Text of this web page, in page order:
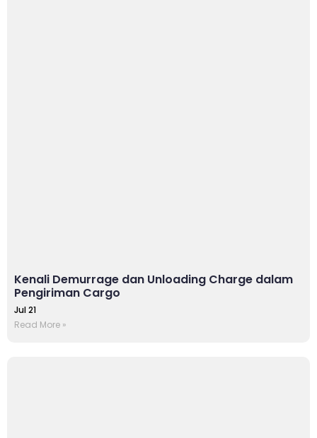
Kenali Demurrage dan Unloading Charge dalam
Pengiriman Cargo
Jul 21
Read More »